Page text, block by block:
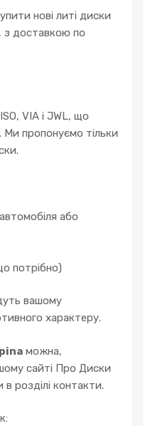
нові литі диски
з доставкою по
VIA і JWL, що
Ми пропонуємо тільки
або
потрібно)
вашому
характеру.
можна,
сайті Про Диски
розділі контакти.